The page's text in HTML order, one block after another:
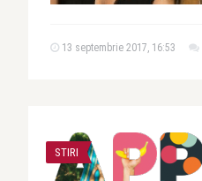
13 septembrie 2017, 16:53
STIRI